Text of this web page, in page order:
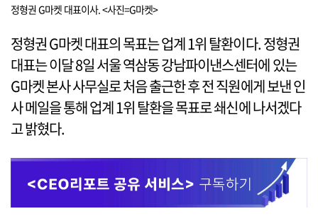
정형권 G마켓 대표이사. <사진=G마켓>
정형권 G마켓 대표의 목표는 업계 1위 탈환이다. 정형권
대표는 이달 8일 서울 역삼동 강남파이낸스센터에 있는
G마켓 본사 사무실로 처음 출근한 후 전 직원에게 보낸 인
사 메일을 통해 업계 1위 탈환을 목표로 쇄신에 나서겠다
고 밝혔다.